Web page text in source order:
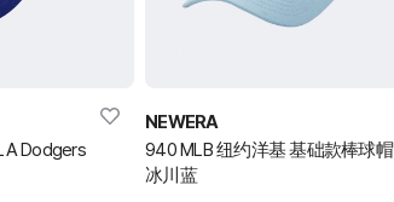
Dodgers
NEWERA
940 MLB 纽约洋基 基础款棒球帽
冰川蓝